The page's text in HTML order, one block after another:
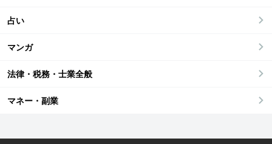
占い
マンガ
法律・税務・士業全般
マネー・副業